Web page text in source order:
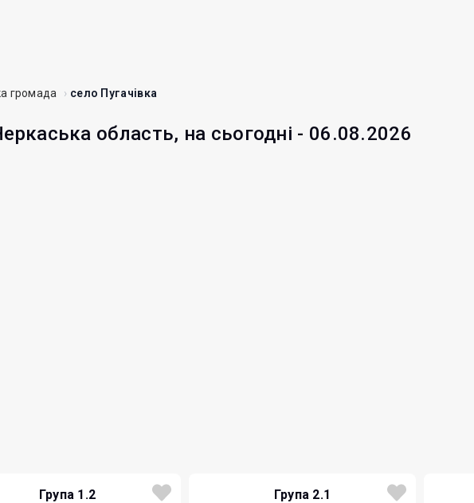
громада село Пугачівка
область, на сьогодні - 06.08.2026
Група 1.2 Група 2.1